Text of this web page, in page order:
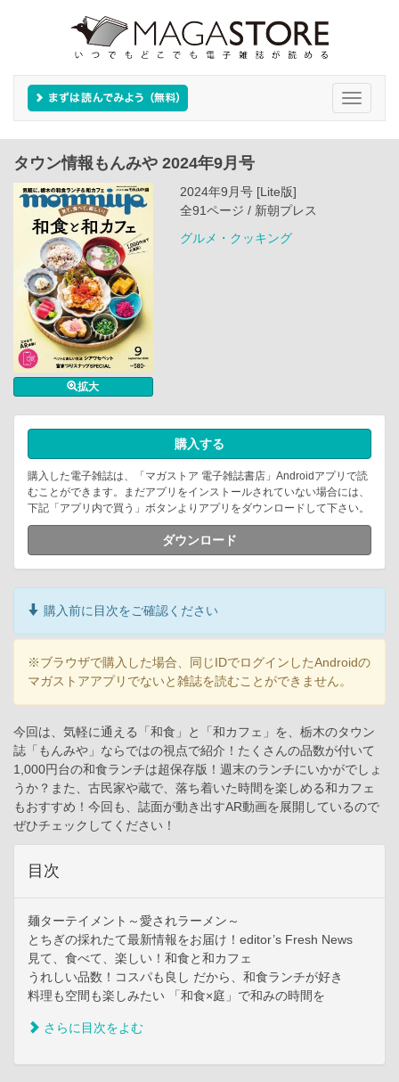
Toggle
タウン情報もんみや 2024年9月号
拡大
2024年9月号 [Lite版]
全91ページ / 新朝プレス
グルメ・クッキング
購入する
購入した電子雑誌は、「マガストア 電子雑誌書店」Androidアプリで読
むことができます。まだアプリをインストールされていない場合には、
下記「アプリ内で買う」ボタンよりアプリをダウンロードして下さい。
ダウンロード
購入前に目次をご確認ください
※ブラウザで購入した場合、同じIDでログインしたAndroidの
マガストアアプリでないと雑誌を読むことができません。
今回は、気軽に通える「和食」と「和カフェ」を、栃木のタウン
誌「もんみや」ならではの視点で紹介！たくさんの品数が付いて
1,000円台の和食ランチは超保存版！週末のランチにいかがでしょ
うか？また、古民家や蔵で、落ち着いた時間を楽しめる和カフェ
もおすすめ！今回も、誌面が動き出すAR動画を展開しているので
ぜひチェックしてください！
目次
麺ターテイメント～愛されラーメン～
とちぎの採れたて最新情報をお届け！editor’s Fresh News
見て、食べて、楽しい！和食と和カフェ
うれしい品数！コスパも良し だから、和食ランチが好き
料理も空間も楽しみたい 「和食×庭」で和みの時間を
さらに目次をよむ